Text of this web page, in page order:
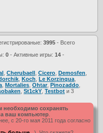
3995 - Всего
0 - Активные игры: 14 -
Cherubaell Cicero Demosfen
Koch Le Korzinqua
Mortalies Ohtar, Pinozaddo
St1ckY Testbot и 3
необходимо сохранять
ваш компьютер
с 20-го мая 2011 года согласно